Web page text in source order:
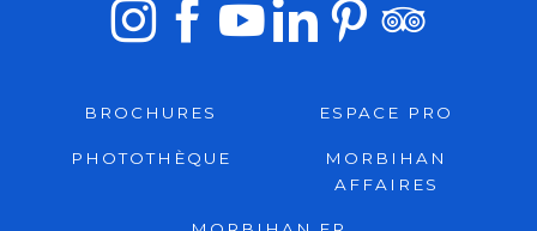
BROCHURES ESPACE PRO
PHOTOTHÈQUE
MORBIHAN
AFFAIRES